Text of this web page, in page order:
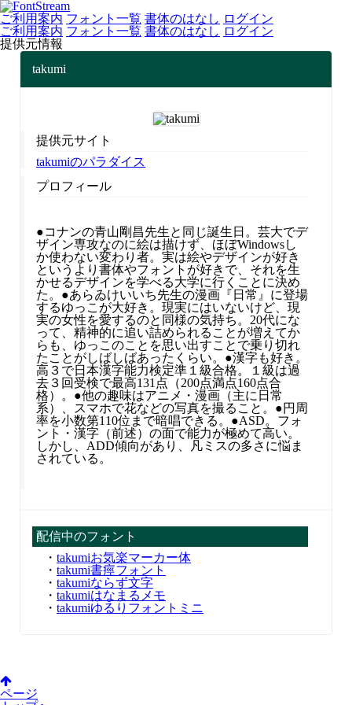
ご利用案内 フォント一覧 書体のはなし ログイン
ご利用案内 フォント一覧 書体のはなし ログイン
提供元情報
takumi
提供元サイト
takumiのパラダイス
プロフィール
●コナンの青山剛昌先生と同じ誕生日。芸大でデ
ザイン専攻なのに絵は描けず、ほぼWindowsし
か使わない変わり者。実は絵やデザインが好き
というより書体やフォントが好きで、それを生
かせるデザインを学べる大学に行くことに決め
た。●あらゐけいいち先生の漫画『日常』に登場
するゆっこが大好き。現実にはいないけど、現
実の女性を愛するのと同様の気持ち。20代にな
って、精神的に追い詰められることが増えてか
らも、ゆっこのことを思い出すことで乗り切れ
たことがしばしばあったくらい。●漢字も好き。
高３で日本漢字能力検定準１級合格。１級は過
去３回受検で最高131点（200点満点160点合
格）。●他の趣味はアニメ・漫画（主に日常
系）、スマホで花などの写真を撮ること。●円周
率を小数第110位まで暗唱できる。●ASD。フォ
ント・漢字（前述）の面で能力が極めて高い。
しかし、ADD傾向があり、凡ミスの多さに悩ま
されている。
配信中のフォント
・ takumiお気楽マーカー体
・ takumi書痙フォント
・ takumiならず文字
・ takumiはなまるメモ
・ takumiゆるりフォントミニ
ページ